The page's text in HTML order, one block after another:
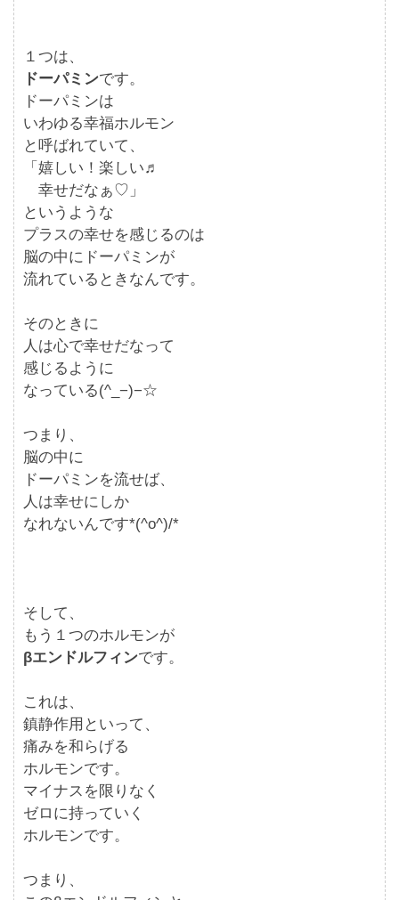
１つは、
ドーパミンです。
ドーパミンは
いわゆる幸福ホルモン
と呼ばれていて、
「嬉しい！楽しい♬
幸せだなぁ♡」
というような
プラスの幸せを感じるのは
脳の中にドーパミンが
流れているときなんです。
そのときに
人は心で幸せだなって
感じるように
なっている(^_−)−☆
つまり、
脳の中に
ドーパミンを流せば、
人は幸せにしか
なれないんです*(^o^)/*
そして、
もう１つのホルモンが
βエンドルフィンです。
これは、
鎮静作用といって、
痛みを和らげる
ホルモンです。
マイナスを限りなく
ゼロに持っていく
ホルモンです。
つまり、